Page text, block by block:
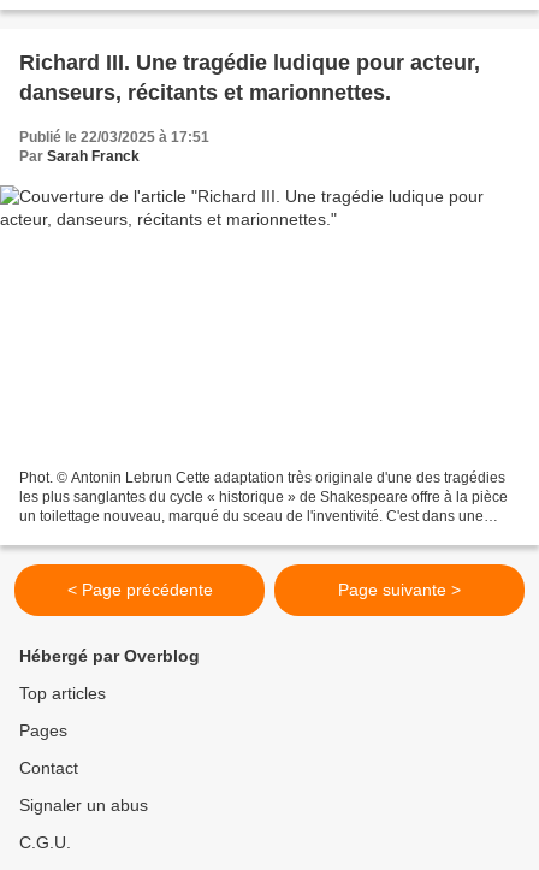
Richard III. Une tragédie ludique pour acteur,
danseurs, récitants et marionnettes.
Publié le 22/03/2025 à 17:51
Par Sarah Franck
Phot. © Antonin Lebrun Cette adaptation très originale d'une des tragédies
les plus sanglantes du cycle « historique » de Shakespeare offre à la pièce
un toilettage nouveau, marqué du sceau de l'inventivité. C'est dans une
< Page précédente Page suivante >
Hébergé par Overblog
Top articles
Pages
Contact
Signaler un abus
C.G.U.